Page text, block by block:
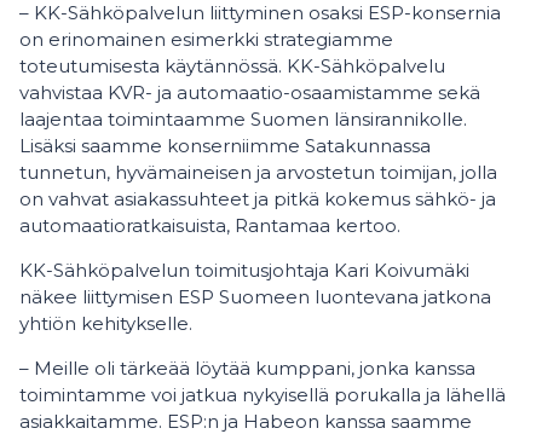
– KK-Sähköpalvelun liittyminen osaksi ESP-konsernia
on erinomainen esimerkki strategiamme
toteutumisesta käytännössä. KK-Sähköpalvelu
vahvistaa KVR- ja automaatio-osaamistamme sekä
laajentaa toimintaamme Suomen länsirannikolle.
Lisäksi saamme konserniimme Satakunnassa
tunnetun, hyvämaineisen ja arvostetun toimijan, jolla
on vahvat asiakassuhteet ja pitkä kokemus sähkö- ja
automaatioratkaisuista, Rantamaa kertoo.
KK-Sähköpalvelun toimitusjohtaja Kari Koivumäki
näkee liittymisen ESP Suomeen luontevana jatkona
yhtiön kehitykselle.
– Meille oli tärkeää löytää kumppani, jonka kanssa
toimintamme voi jatkua nykyisellä porukalla ja lähellä
asiakkaitamme. ESP:n ja Habeon kanssa saamme